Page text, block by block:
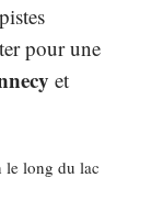
pour une
et
le long du lac